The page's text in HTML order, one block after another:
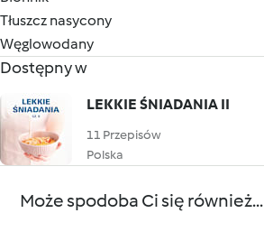
Tłuszcz nasycony
Węglowodany
Dostępny w
LEKKIE ŚNIADANIA II
11 Przepisów
Polska
Może spodoba Ci się również...